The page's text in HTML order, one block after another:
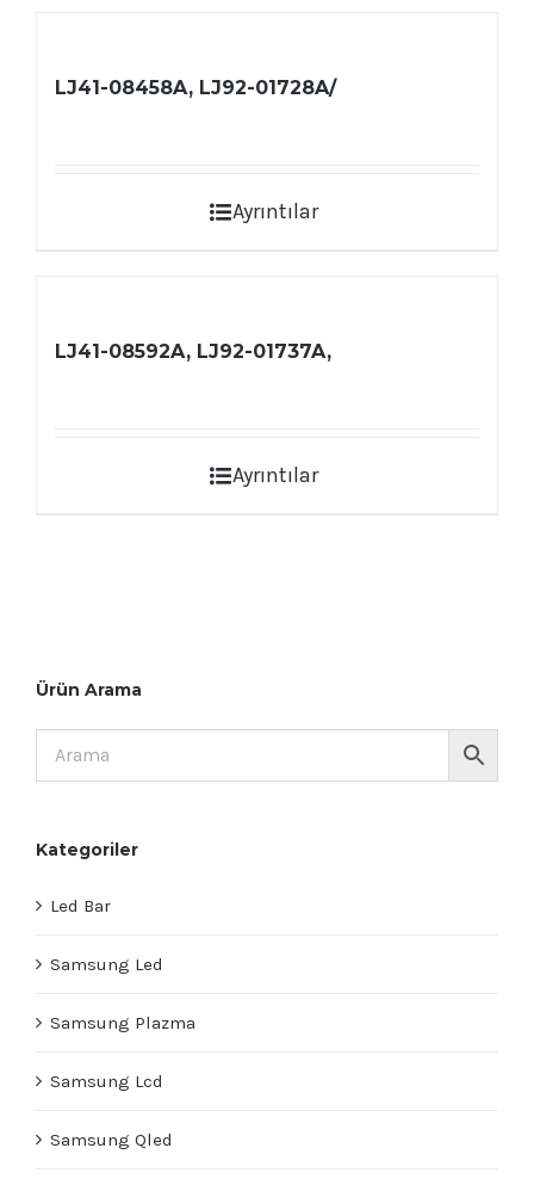
LJ41-08458A, LJ92-01728A/
Ayrıntılar
LJ41-08592A, LJ92-01737A,
Ayrıntılar
Ürün Arama
Kategoriler
Led Bar
Samsung Led
Samsung Plazma
Samsung Lcd
Samsung Qled